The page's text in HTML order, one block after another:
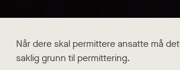
Når dere skal permittere ansatte må
saklig grunn til permittering.